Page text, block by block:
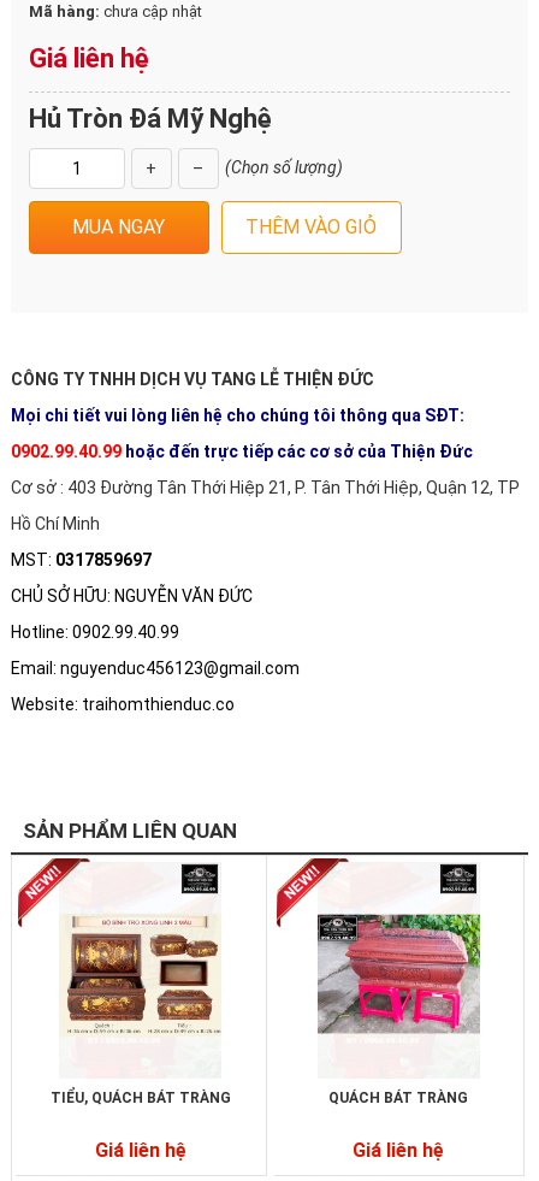
Mã hàng: chưa cập nhật
Giá liên hệ
Hủ Tròn Đá Mỹ Nghệ
+ – (Chọn số lượng)
CÔNG TY TNHH DỊCH VỤ TANG LỄ THIỆN ĐỨC
Mọi chi tiết vui lòng liên hệ cho chúng tôi thông qua SĐT:
0902.99.40.99hoặc đến trực tiếp các cơ sở của Thiện Đức
Cơ sở : 403 Đường Tân Thới Hiệp 21, P. Tân Thới Hiệp, Quận 12, TP
Hồ Chí Minh
MST: 0317859697
CHỦ SỞ HỮU: NGUYỄN VĂN ĐỨC
Hotline: 0902.99.40.99
Email: nguyenduc456123@gmail.com
Website: traihomthienduc.co
SẢN PHẨM LIÊN QUAN
TIỂU, QUÁCH BÁT TRÀNG
Giá liên hệ
QUÁCH BÁT TRÀNG
Giá liên hệ